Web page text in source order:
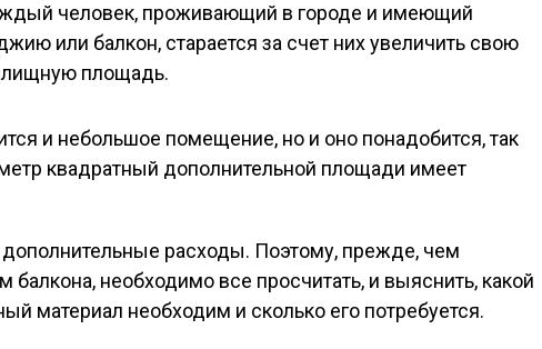
человек, проживающий в городе и имеющий
или балкон, старается за счет них увеличить свою
площадь.
и небольшое помещение, но и оно понадобится, так
квадратный дополнительной площади имеет
расходы. Поэтому, прежде, чем
балкона, необходимо все просчитать, и выяснить, какой
материал необходим и сколько его потребуется.